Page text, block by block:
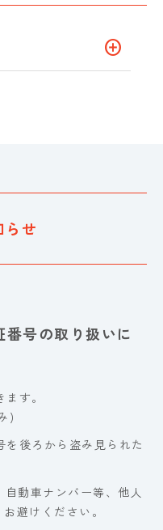
add_circle
らせ
号の取り扱いに
す。
)
を後ろから盗み見られた
動車ナンバー等、他人
避けください。